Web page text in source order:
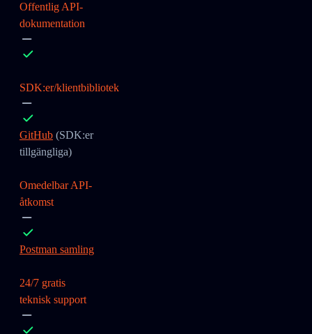
Offentlig API-
dokumentation
SDK:er/klientbibliotek
GitHub (SDK:er
tillgängliga)
Omedelbar API-
åtkomst
Postman samling
24/7 gratis
teknisk support